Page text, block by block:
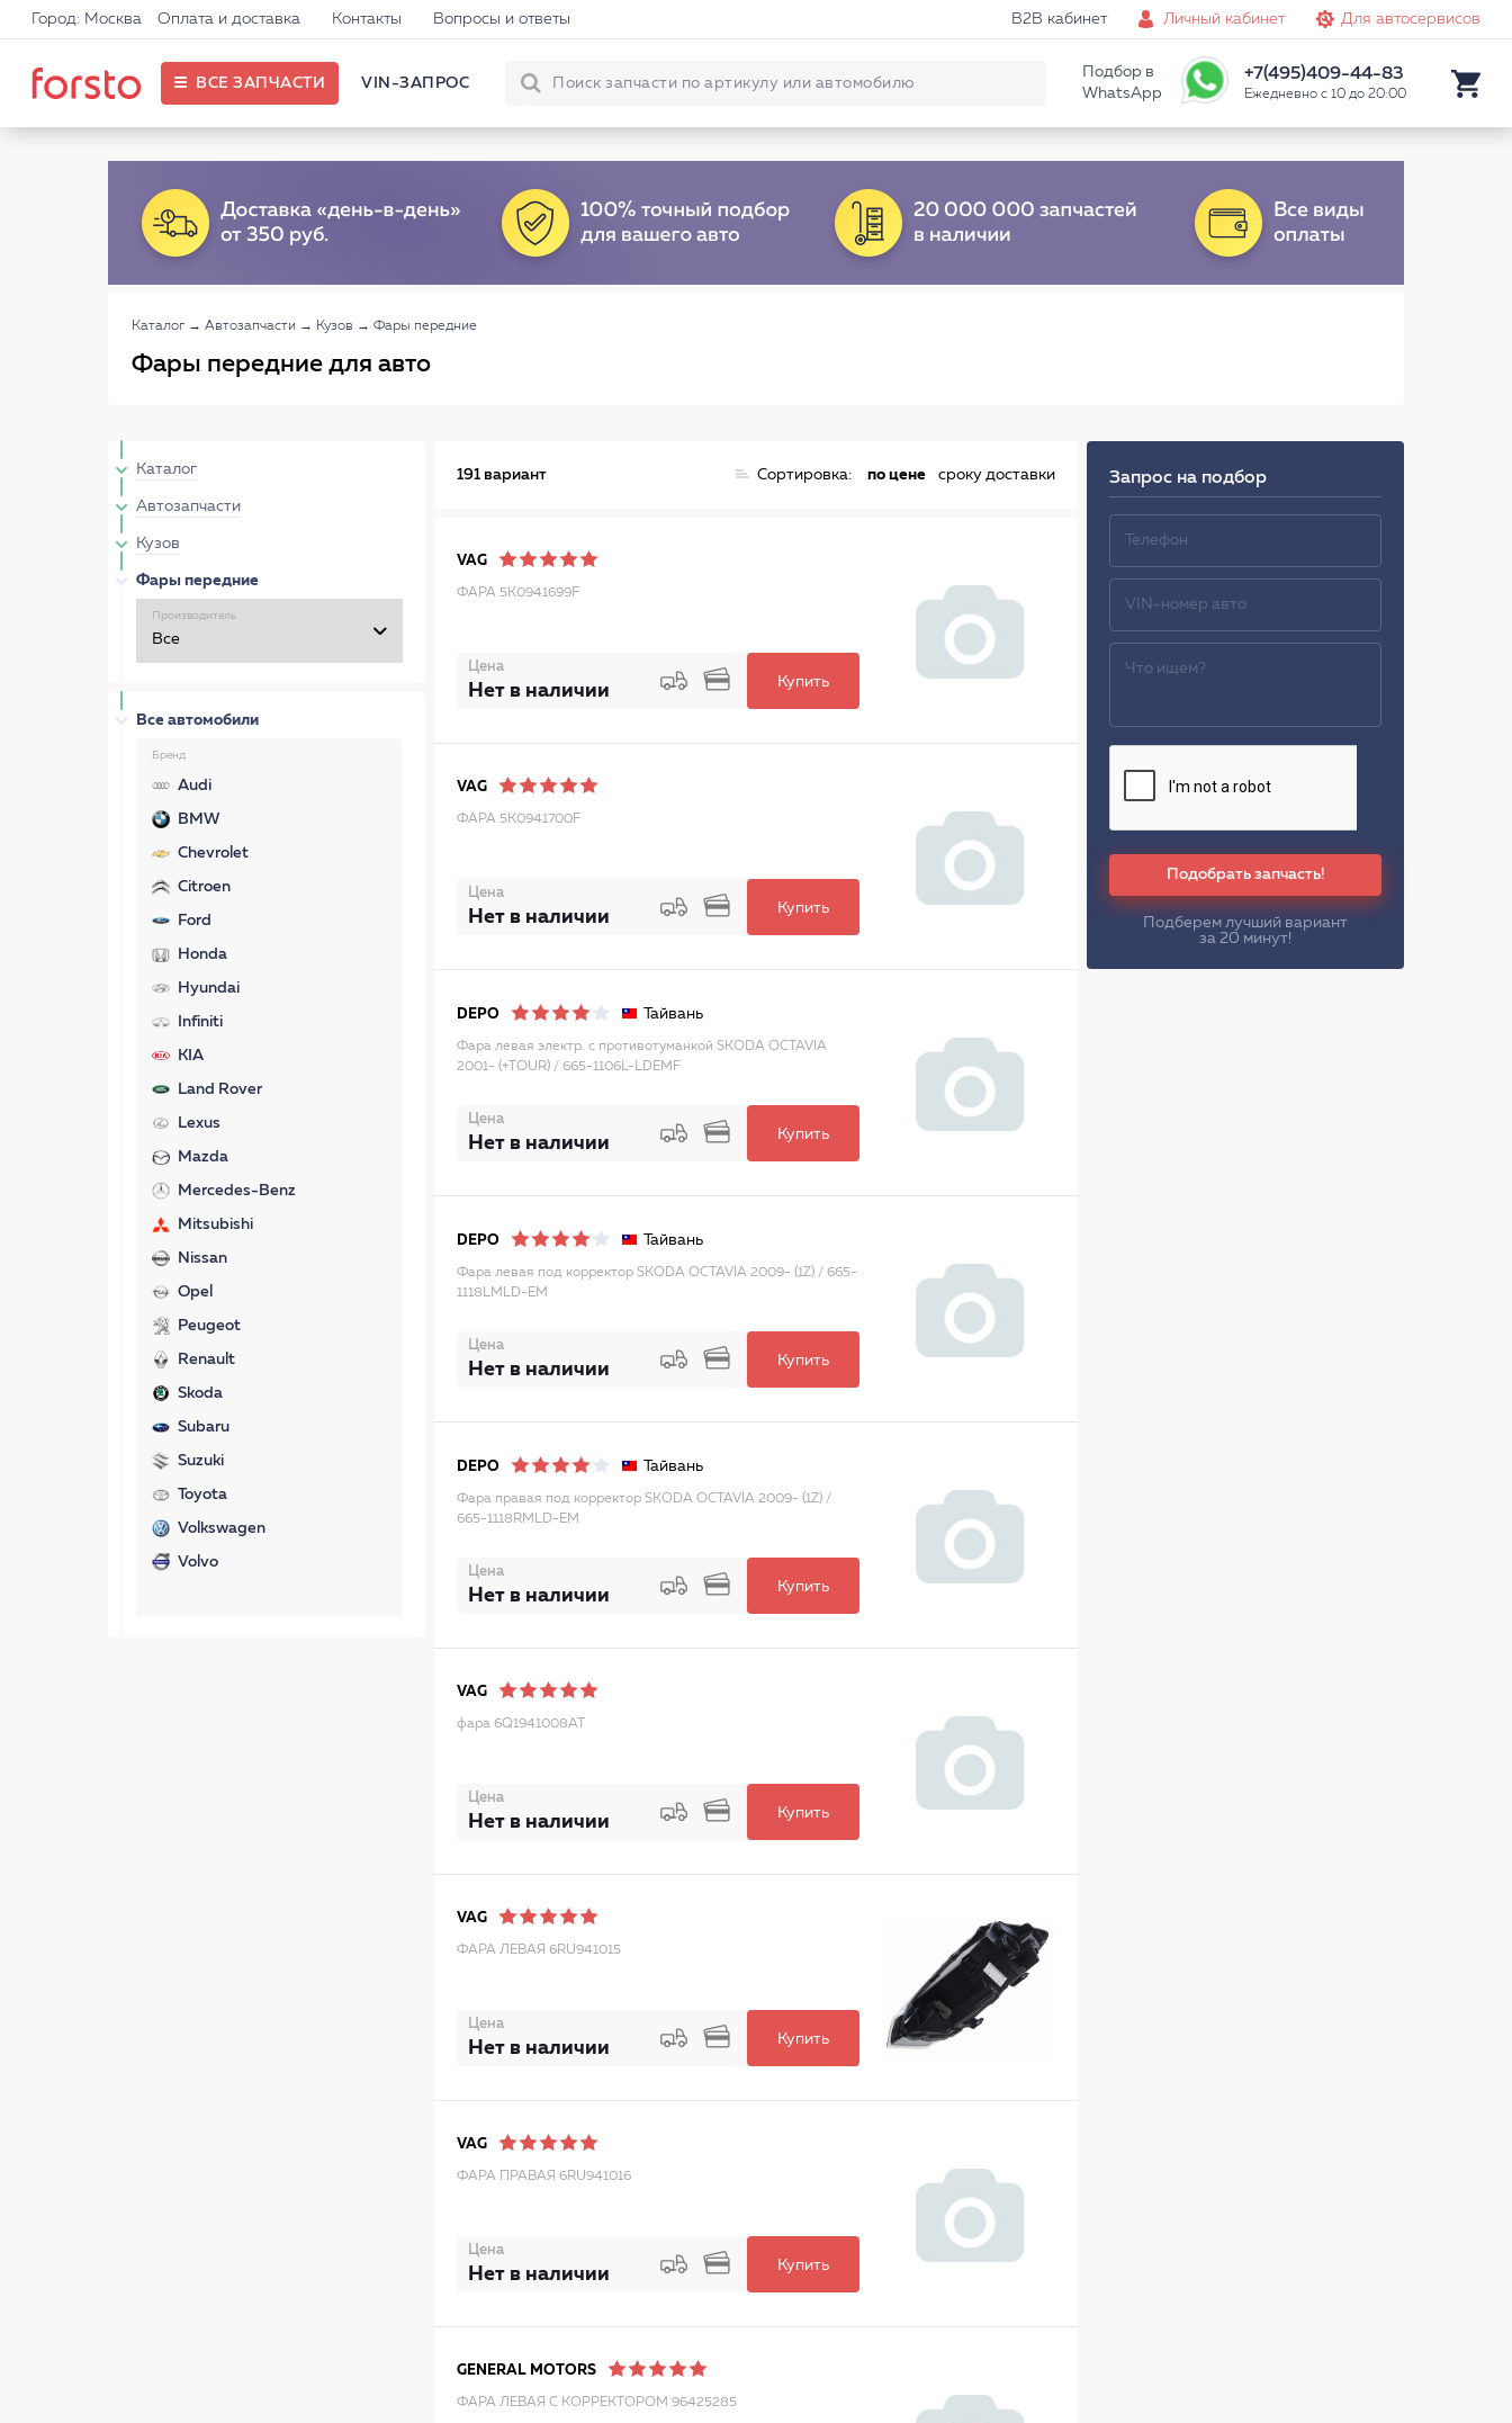
Город: Москва Оплата и доставка Контакты Вопросы и ответы B2B кабинет Личный кабинет Для автосервисов
ВСЕ ЗАПЧАСТИ VIN-ЗАПРОС
Подбор в
WhatsApp
+7(495)409-44-83
Ежедневно с 10 до 20:00
Каталог → Автозапчасти → Кузов → Фары передние
Фары передние для авто
Каталог
Автозапчасти
Кузов
Фары передние
Производитель
Все автомобили
Бренд
Audi
BMW
Chevrolet
Citroen
Ford
Honda
Hyundai
Infiniti
KIA
Land Rover
Lexus
Mazda
Mercedes-Benz
Mitsubishi
Nissan
Opel
Peugeot
Renault
Skoda
Subaru
Suzuki
Toyota
Volkswagen
Volvo
191 вариант Сортировка: по цене сроку доставки
VAG
ФАРА 5K0941699F
Цена
Нет в наличии Купить
VAG
ФАРА 5K0941700F
Цена
Нет в наличии Купить
DEPO Тайвань
Фара левая электр. с противотуманкой SKODA OCTAVIA
2001- (+TOUR) / 665-1106L-LDEMF
Цена
Нет в наличии Купить
DEPO Тайвань
Фара левая под корректор SKODA OCTAVIA 2009- (1Z) / 665-
1118LMLD-EM
Цена
Нет в наличии Купить
DEPO Тайвань
Фара правая под корректор SKODA OCTAVIA 2009- (1Z) /
665-1118RMLD-EM
Цена
Нет в наличии Купить
VAG
фара 6Q1941008AT
Цена
Нет в наличии Купить
VAG
ФАРА ЛЕВАЯ 6RU941015
Цена
Нет в наличии Купить
VAG
ФАРА ПРАВАЯ 6RU941016
Цена
Нет в наличии Купить
GENERAL MOTORS
ФАРА ЛЕВАЯ С КОРРЕКТОРОМ 96425285
Запрос на подбор
Подобрать запчасть!
Подберем лучший вариант
за 20 минут!